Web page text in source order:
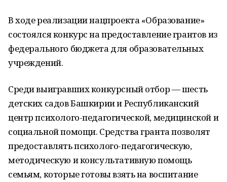
В ходе реализации нацпроекта «Образование»
состоялся конкурс на предоставление грантов из
федерального бюджета для образовательных
учреждений.
Среди выигравших конкурсный отбор — шесть
детских садов Башкирии и Республиканский
центр психолого-педагогической, медицинской и
социальной помощи. Средства гранта позволят
предоставлять психолого-педагогическую,
методическую и консультативную помощь
семьям, которые готовы взять на воспитание